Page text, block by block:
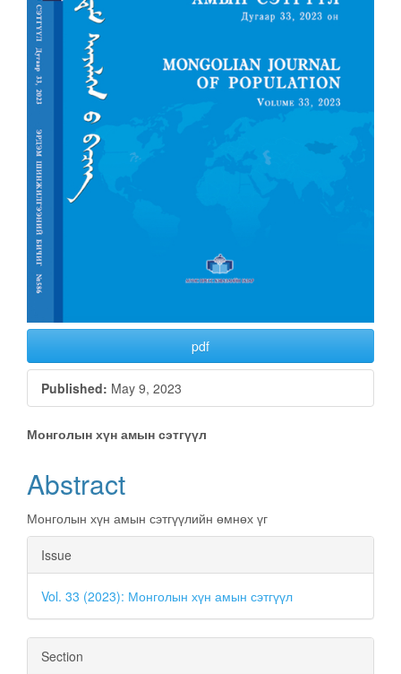
pdf
Published: May 9, 2023
Main
Article
Content
Монголын хүн амын сэтгүүл
Abstract
Монголын хүн амын сэтгүүлийн өмнөх үг
Article
Details
Issue
Vol. 33 (2023): Монголын хүн амын сэтгүүл
Section